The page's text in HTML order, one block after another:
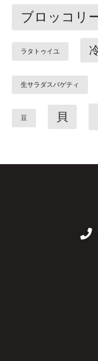
ブロッコリ
ラタトゥイユ
生サラダスパゲティ
豆 貝